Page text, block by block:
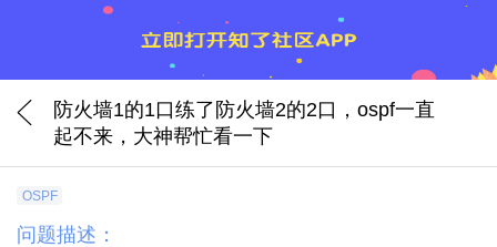
防火墙1的1口练了防火墙2的2口，ospf一直
起不来，大神帮忙看一下
OSPF
问题描述：